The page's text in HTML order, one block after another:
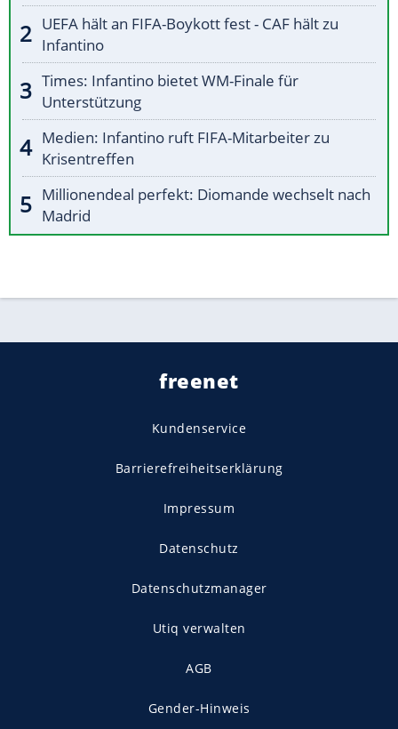
UEFA hält an FIFA-Boykott fest - CAF hält zu
Infantino
Times: Infantino bietet WM-Finale für
Unterstützung
Medien: Infantino ruft FIFA-Mitarbeiter zu
Krisentreffen
Millionendeal perfekt: Diomande wechselt nach
Madrid
freenet
Kundenservice
Barrierefreiheitserklärung
Impressum
Datenschutz
Datenschutzmanager
Utiq verwalten
AGB
Gender-Hinweis